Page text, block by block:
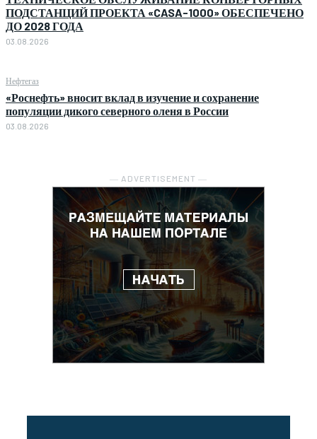
ПОДСТАНЦИЙ ПРОЕКТА «CASA-1000» ОБЕСПЕЧЕНО
ДО 2028 ГОДА
03.08.2026
Нефтегаз
«Роснефть» вносит вклад в изучение и сохранение
популяции дикого северного оленя в России
03.08.2026
― ADVERTISEMENT ―